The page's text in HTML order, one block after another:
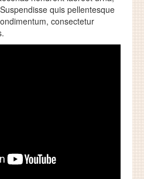
quis pellentesque
consectetur